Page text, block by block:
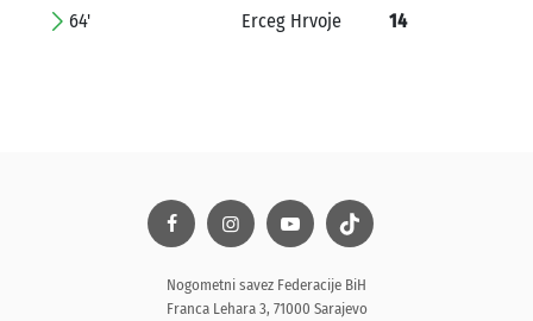
64' Erceg Hrvoje 14
Nogometni savez Federacije BiH
Franca Lehara 3, 71000 Sarajevo